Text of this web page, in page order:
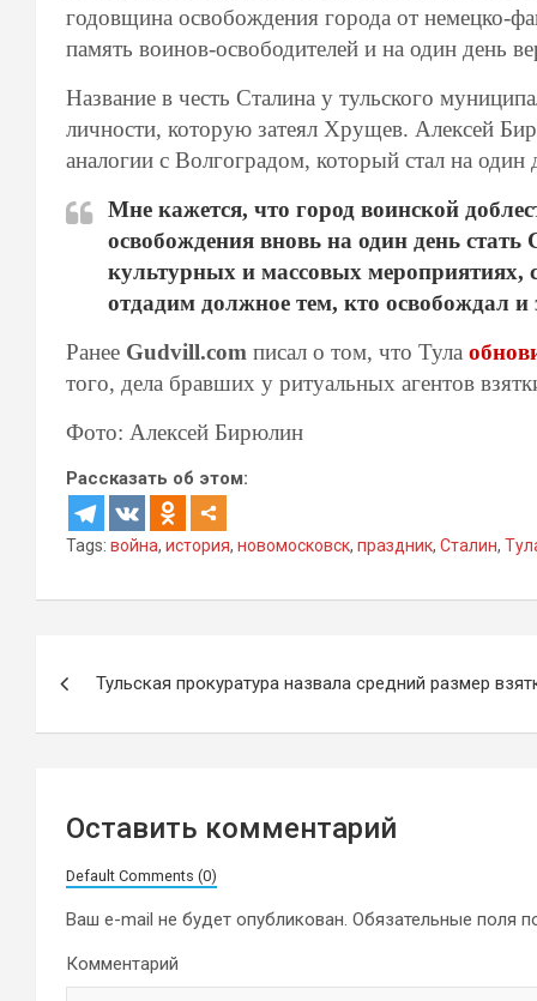
годовщина освобождения города от немецко-
память воинов-освободителей и на один день
Название в честь Сталина у тульского
личности, которую затеял Хрущев. Алексей
аналогии с Волгоградом, который стал на
Мне кажется, что город воинской
освобождения вновь на один день
культурных и массовых
отдадим должное тем, кто освобождал
Ранее Gudvill.com писал о том, что Тула
того, дела бравших у ритуальных агентов
Фото: Алексей Бирюлин
Рассказать об этом:
Tags: война, история, новомосковск, праздник, Сталин,
Тульская прокуратура назвала средний размер
Оставить комментарий
Default Comments (0)
Ваш e-mail не будет опубликован. Обязательные поля
Комментарий